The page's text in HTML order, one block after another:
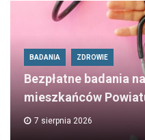
BADANIA ZDROWIE
Bezpłatne badania
mieszkańców
7 sierpnia 2026